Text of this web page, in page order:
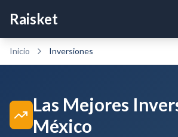
Raisket
Inicio Inversiones
Las Mejores
México